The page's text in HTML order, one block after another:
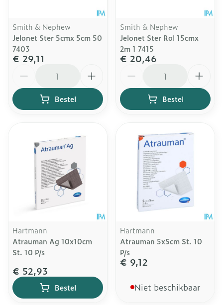
Smith & Nephew
Jelonet Ster 5cmx 5cm 50
7403
€ 29,11
Bestel
Smith & Nephew
Jelonet Ster Rol 15cmx
2m 1 7415
€ 20,46
Bestel
Hartmann
Atrauman Ag 10x10cm
St. 10 P/s
€ 52,93
Bestel
Hartmann
Atrauman 5x5cm St. 10
P/s
€ 9,12
Niet beschikbaar